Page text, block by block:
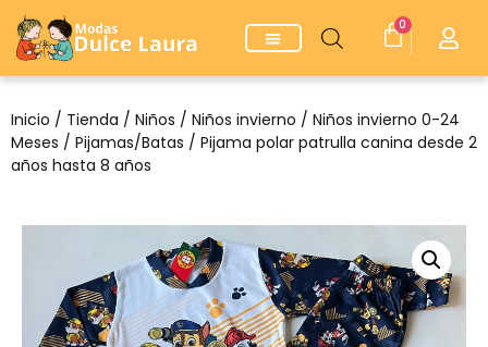
0
Inicio / Tienda / Niños / Niños invierno / Niños invierno 0-24
Meses / Pijamas/Batas / Pijama polar patrulla canina desde 2
años hasta 8 años